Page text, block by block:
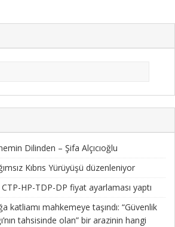
Dilinden – Şifa Alçıcıoğlu
Kıbrıs Yürüyüşü düzenleniyor
HP-TDP-DP fiyat ayarlaması yaptı
katliamı mahkemeye taşındı: “Güvenlik
tahsisinde olan” bir arazinin hangi